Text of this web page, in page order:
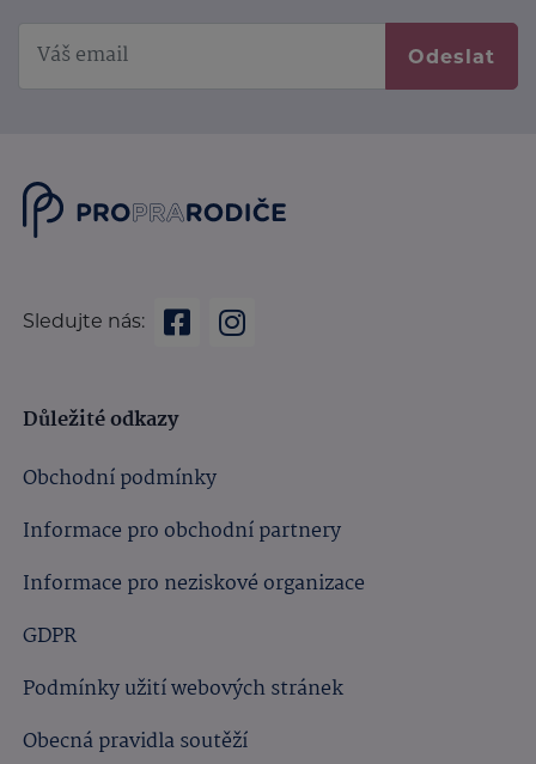
Odeslat
Sledujte nás:
Důležité odkazy
Obchodní podmínky
Informace pro obchodní partnery
Informace pro neziskové organizace
GDPR
Podmínky užití webových stránek
Obecná pravidla soutěží